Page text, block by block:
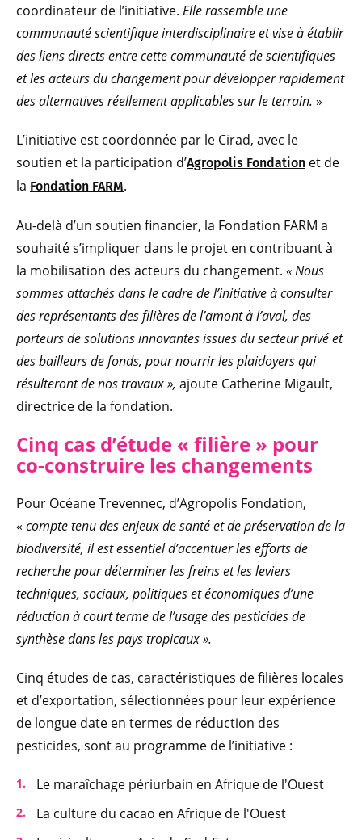
coordinateur de l’initiative. Elle rassemble une
communauté scientifique interdisciplinaire et vise à établir
des liens directs entre cette communauté de scientifiques
et les acteurs du changement pour développer rapidement
des alternatives réellement applicables sur le terrain. »
L’initiative est coordonnée par le Cirad, avec le
soutien et la participation d’Agropolis Fondation et de
la Fondation FARM.
Au-delà d’un soutien financier, la Fondation FARM a
souhaité s’impliquer dans le projet en contribuant à
la mobilisation des acteurs du changement. « Nous
sommes attachés dans le cadre de l’initiative à consulter
des représentants des filières de l’amont à l’aval, des
porteurs de solutions innovantes issues du secteur privé et
des bailleurs de fonds, pour nourrir les plaidoyers qui
résulteront de nos travaux », ajoute Catherine Migault,
directrice de la fondation.
Cinq cas d’étude « filière » pour
co-construire les changements
Pour Océane Trevennec, d’Agropolis Fondation,
« compte tenu des enjeux de santé et de préservation de la
biodiversité, il est essentiel d’accentuer les efforts de
recherche pour déterminer les freins et les leviers
techniques, sociaux, politiques et économiques d’une
réduction à court terme de l’usage des pesticides de
synthèse dans les pays tropicaux ».
Cinq études de cas, caractéristiques de filières locales
et d’exportation, sélectionnées pour leur expérience
de longue date en termes de réduction des
pesticides, sont au programme de l’initiative :
Le maraîchage périurbain en Afrique de l'Ouest
La culture du cacao en Afrique de l'Ouest